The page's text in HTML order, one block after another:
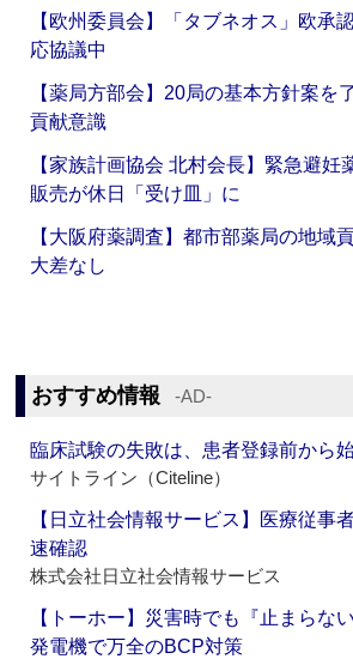
【欧州委員会】「タブネオス」欧承
応協議中
【薬局方部会】20局の基本方針案を
貢献意識
【家族計画協会 北村会長】緊急避妊
販売が休日「受け皿」に
【大阪府薬調査】都市部薬局の地域
大差なし
おすすめ情報 ‐AD‐
臨床試験の失敗は、患者登録前から
サイトライン（Citeline）
【日立社会情報サービス】医療従事
速確認
株式会社日立社会情報サービス
【トーホー】災害時でも『止まら
発電機で万全のBCP対策